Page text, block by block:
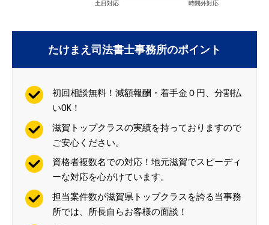
たけまえ司法書士事務所のポイント
初回相談無料！減額報酬・着手金０円、分割払
いOK！
滋賀トップクラスの実績を持っておりますので
ご安心ください。
資格者複数名での対応！地元滋賀でスピーディ
ーな対応を心がけています。
担当案件数が滋賀県トップクラスを誇る当事務
所では、所長自らお客様の面談！